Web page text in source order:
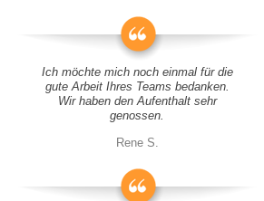
Ich möchte mich noch einmal für die
gute Arbeit Ihres Teams bedanken.
Wir haben den Aufenthalt sehr
genossen.
Rene S.